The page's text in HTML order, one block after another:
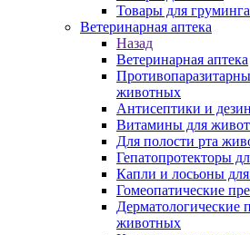
Товары для
Ветеринарная аптека
Назад
Ветеринарная аптека
животных
Антисептики и
Витамины для
Для полости рта
Гепатопротекторы
Капли и лосьоны
Гомеопатические
Дерматологические
животных